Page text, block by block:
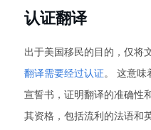
认证翻译
出于美国移民的目的，仅将
翻译需要经过认证。 这意味
宣誓书，证明翻译的准确性
其资格，包括流利的法语和